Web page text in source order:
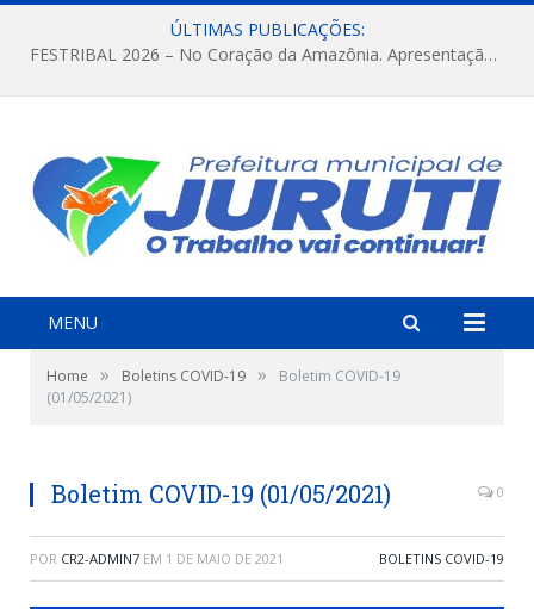
ÚLTIMAS PUBLICAÇÕES:
FESTRIBAL 2026 – No Coração da Amazônia. Apresentação da Munduruku.
MENU
Home » Boletins COVID-19 »
Boletim COVID-19
(01/05/2021)
Boletim COVID-19 (01/05/2021) 0
POR CR2-ADMIN7 EM 1 DE MAIO DE 2021 BOLETINS COVID-19